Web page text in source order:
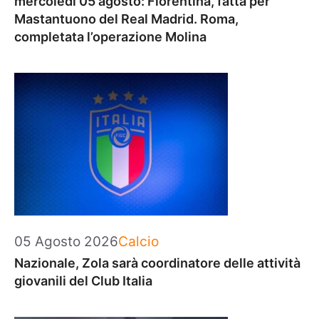
Mastantuono del Real Madrid. Roma,
completata l’operazione Molina
05 Agosto 2026Categorie
Calcio
Nazionale, Zola sarà coordinatore delle attività
giovanili del Club Italia